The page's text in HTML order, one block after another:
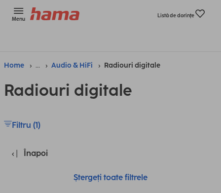
Menu
Listă de dorinţe
Home ... Audio & HiFi Radiouri digitale
Radiouri digitale
Filtru (1)
Înapoi
Ștergeți toate filtrele